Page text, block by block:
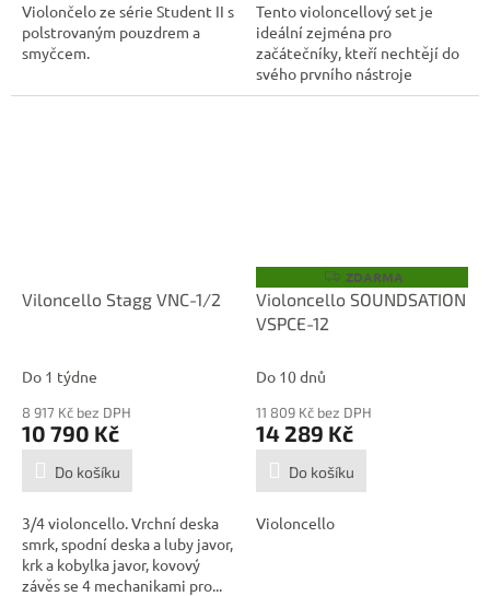
Violončelo ze série Student II s
polstrovaným pouzdrem a
smyčcem.
Tento violoncellový set je
ideální zejména pro
začátečníky, kteří nechtějí do
svého prvního nástroje
investovat...
Viloncello Stagg VNC-1/2
Do 1 týdne
8 917 Kč bez DPH
10 790 Kč
Do košíku
3/4 violoncello. Vrchní deska
smrk, spodní deska a luby javor,
krk a kobylka javor, kovový
závěs se 4 mechanikami pro...
Z
D
A
ZDARMA
Violoncello SOUNDSATION
VSPCE-12
Do 10 dnů
11 809 Kč bez DPH
14 289 Kč
Do košíku
Violoncello